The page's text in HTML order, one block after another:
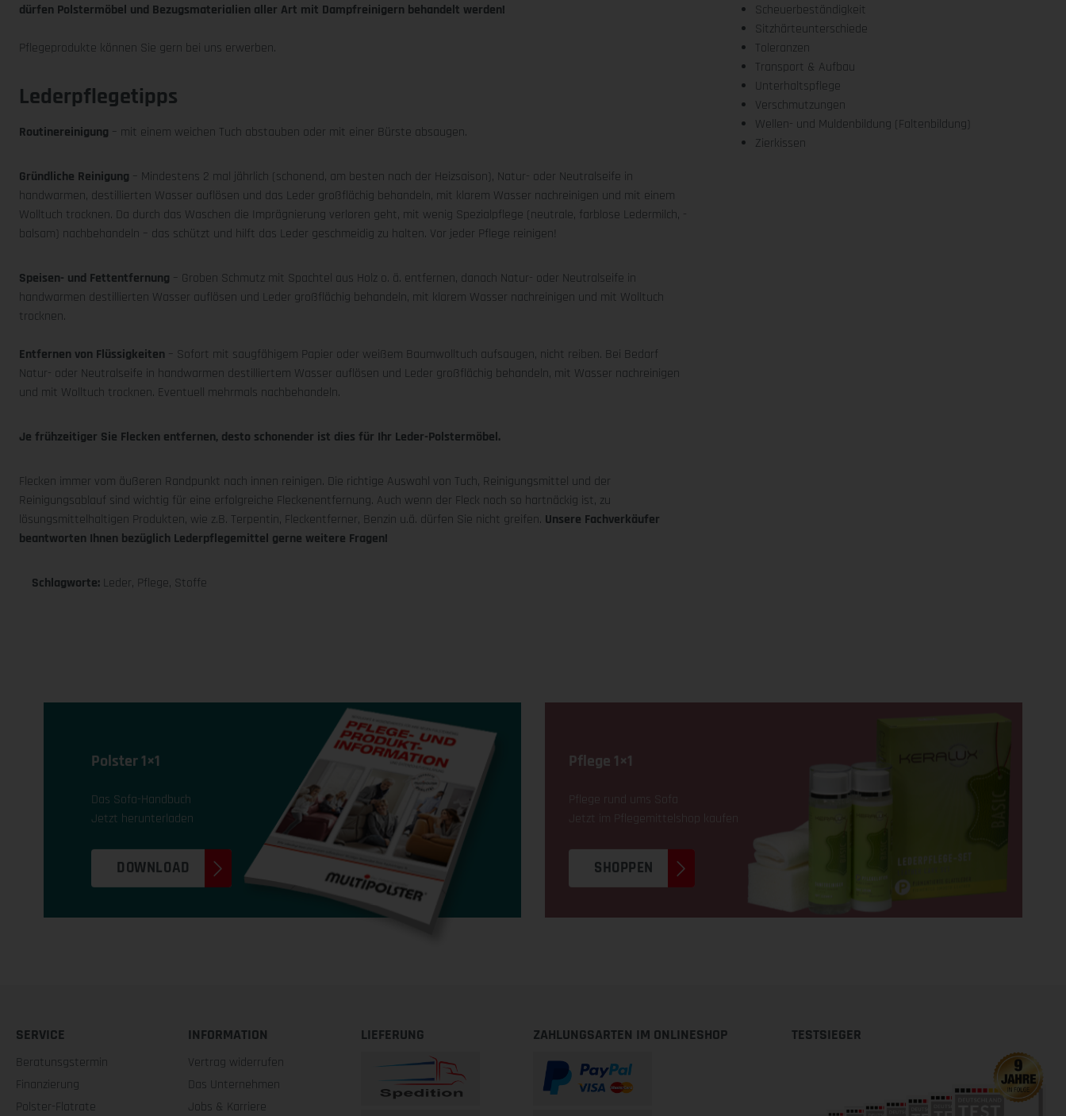
dürfen Polstermöbel und Bezugsmaterialien aller Art mit Dampfreinigern behandelt werden!
Pflegeprodukte können Sie gern bei uns erwerben.
Lederpflegetipps
Routinereinigung – mit einem weichen Tuch abstauben oder mit einer Bürste absaugen.
Gründliche Reinigung – Mindestens 2 mal jährlich (schonend, am besten nach der Heizsaison), Natur- oder Neutralseife in
handwarmen, destillierten Wasser auflösen und das Leder großflächig behandeln, mit klarem Wasser nachreinigen und mit einem
Wolltuch trocknen. Da durch das Waschen die Imprägnierung verloren geht, mit wenig Spezialpflege (neutrale, farblose Ledermilch, -
balsam) nachbehandeln – das schützt und hilft das Leder geschmeidig zu halten. Vor jeder Pflege reinigen!
Speisen- und Fettentfernung – Groben Schmutz mit Spachtel aus Holz o. ä. entfernen, danach Natur- oder Neutralseife in
handwarmen destillierten Wasser auflösen und Leder großflächig behandeln, mit klarem Wasser nachreinigen und mit Wolltuch
trocknen.
Entfernen von Flüssigkeiten – Sofort mit saugfähigem Papier oder weißem Baumwolltuch aufsaugen, nicht reiben. Bei Bedarf
Natur- oder Neutralseife in handwarmen destilliertem Wasser auflösen und Leder großflächig behandeln, mit Wasser nachreinigen
und mit Wolltuch trocknen. Eventuell mehrmals nachbehandeln.
Je frühzeitiger Sie Flecken entfernen, desto schonender ist dies für Ihr Leder-Polstermöbel.
Flecken immer vom äußeren Randpunkt nach innen reinigen. Die richtige Auswahl von Tuch, Reinigungsmittel und der
Reinigungsablauf sind wichtig für eine erfolgreiche Fleckenentfernung. Auch wenn der Fleck noch so hartnäckig ist, zu
lösungsmittelhaltigen Produkten, wie z.B. Terpentin, Fleckentferner, Benzin u.ä. dürfen Sie nicht greifen. Unsere Fachverkäufer
beantworten Ihnen bezüglich Lederpflegemittel gerne weitere Fragen!
Schlagworte: Leder, Pflege, Stoffe
Scheuerbeständigkeit
Sitzhärteunterschiede
Toleranzen
Transport & Aufbau
Unterhaltspflege
Verschmutzungen
Wellen- und Muldenbildung (Faltenbildung)
Zierkissen
Polster 1×1
Das Sofa-Handbuch
Jetzt herunterladen
DOWNLOAD
Pflege 1×1
Pflege rund ums Sofa
Jetzt im Pflegemittelshop kaufen
SHOPPEN
SERVICE
Beratunsgstermin
Finanzierung
Polster-Flatrate
INFORMATION
Vertrag widerrufen
Das Unternehmen
Jobs & Karriere
LIEFERUNG ZAHLUNGSARTEN IM ONLINESHOP TESTSIEGER